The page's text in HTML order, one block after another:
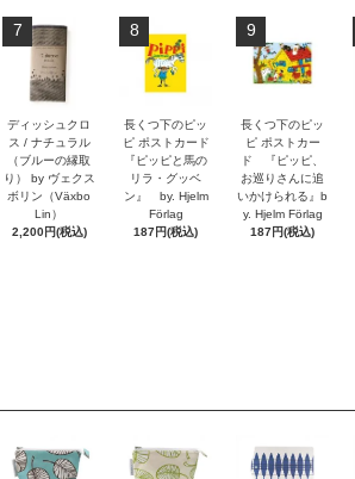
7
ディッシュクロ
ス / ナチュラル
（ブルーの縁取
り） by ヴェクス
ボリン（Växbo
Lin）
2,200円(税込)
8
長くつ下のピッ
ピ ポストカード
『ピッピと馬の
リラ・グッベ
ン』 by. Hjelm
Förlag
187円(税込)
9
長くつ下のピッ
ピ ポストカー
ド 『ピッピ、
お巡りさんに追
いかけられる』b
y. Hjelm Förlag
187円(税込)